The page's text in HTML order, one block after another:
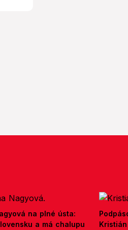
na plné ústa:
a má chalupu